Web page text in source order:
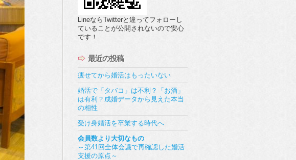
LineならTwitterと違ってフォローし
ていることが公開されないので安心
です！
最近の投稿
痩せてから婚活はもったいない
婚活で「タバコ」は不利？「お酒」
は有利？成婚データから見えた本当
の相性
受け身婚活を卒業する時代へ
会員数より大切なもの
～第41回全体会議で再確認した婚活
支援の原点～